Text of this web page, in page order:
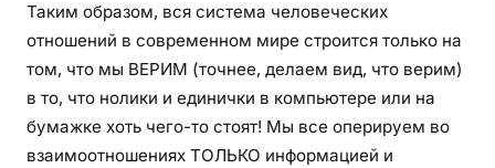
Таким образом, вся система человеческих
отношений в современном мире строится только на
том, что мы ВЕРИМ (точнее, делаем вид, что верим)
в то, что нолики и единички в компьютере или на
бумажке хоть чего-то стоят! Мы все оперируем во
взаимоотношениях ТОЛЬКО информацией и